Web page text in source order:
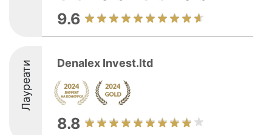
9.6
Лауреати Denalex Invest.ltd
8.8